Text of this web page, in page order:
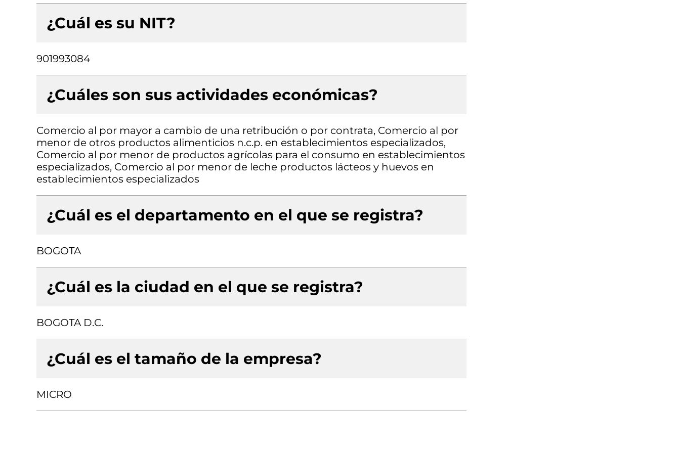
¿Cuál es su NIT?
901993084
¿Cuáles son sus actividades económicas?
Comercio al por mayor a cambio de una retribución o por contrata, Comercio al por
menor de otros productos alimenticios n.c.p. en establecimientos especializados,
Comercio al por menor de productos agrícolas para el consumo en establecimientos
especializados, Comercio al por menor de leche productos lácteos y huevos en
establecimientos especializados
¿Cuál es el departamento en el que se registra?
BOGOTA
¿Cuál es la ciudad en el que se registra?
BOGOTA D.C.
¿Cuál es el tamaño de la empresa?
MICRO